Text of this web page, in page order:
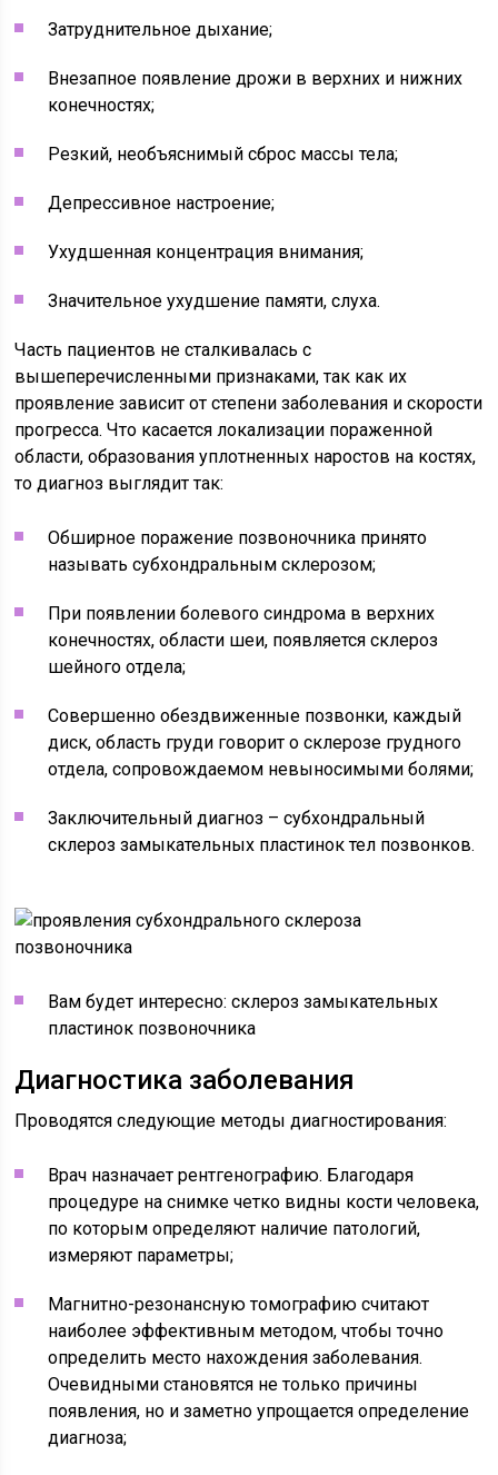
Затруднительное дыхание;
Внезапное появление дрожи в верхних и нижних
конечностях;
Резкий, необъяснимый сброс массы тела;
Депрессивное настроение;
Ухудшенная концентрация внимания;
Значительное ухудшение памяти, слуха.
Часть пациентов не сталкивалась с
вышеперечисленными признаками, так как их
проявление зависит от степени заболевания и скорости
прогресса. Что касается локализации пораженной
области, образования уплотненных наростов на костях,
то диагноз выглядит так:
Обширное поражение позвоночника принято
называть субхондральным склерозом;
При появлении болевого синдрома в верхних
конечностях, области шеи, появляется склероз
шейного отдела;
Совершенно обездвиженные позвонки, каждый
диск, область груди говорит о склерозе грудного
отдела, сопровождаемом невыносимыми болями;
Заключительный диагноз – субхондральный
склероз замыкательных пластинок тел позвонков.
Вам будет интересно: склероз замыкательных
пластинок позвоночника
Диагностика заболевания
Проводятся следующие методы диагностирования:
Врач назначает рентгенографию. Благодаря
процедуре на снимке четко видны кости человека,
по которым определяют наличие патологий,
измеряют параметры;
Магнитно-резонансную томографию считают
наиболее эффективным методом, чтобы точно
определить место нахождения заболевания.
Очевидными становятся не только причины
появления, но и заметно упрощается определение
диагноза;